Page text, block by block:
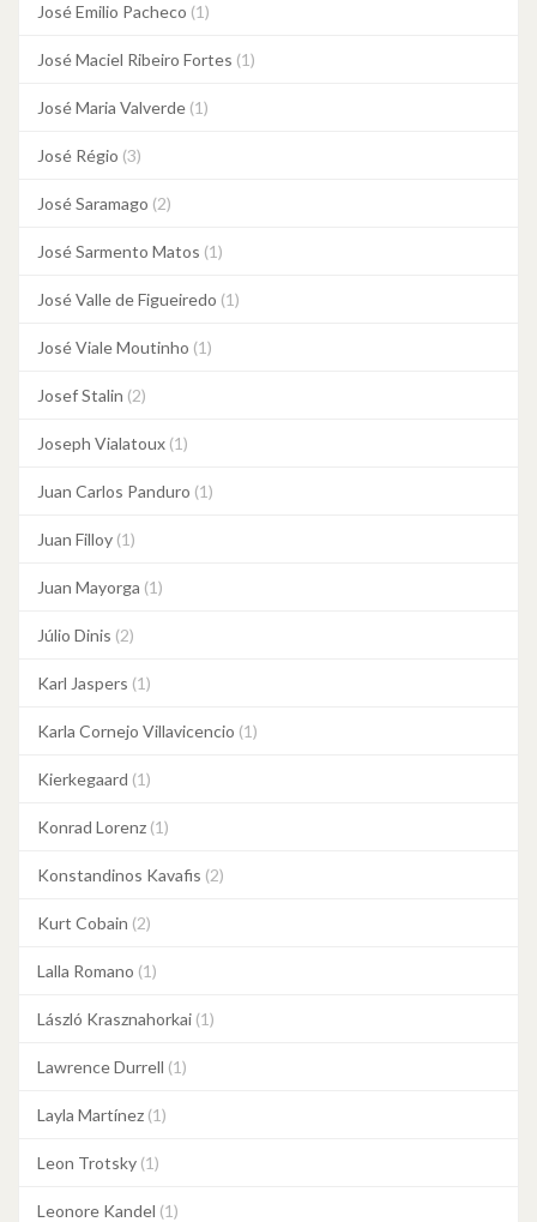
José Emilio Pacheco (1)
José Maciel Ribeiro Fortes (1)
José Maria Valverde (1)
José Régio (3)
José Saramago (2)
José Sarmento Matos (1)
José Valle de Figueiredo (1)
José Viale Moutinho (1)
Josef Stalin (2)
Joseph Vialatoux (1)
Juan Carlos Panduro (1)
Juan Filloy (1)
Juan Mayorga (1)
Júlio Dinis (2)
Karl Jaspers (1)
Karla Cornejo Villavicencio (1)
Kierkegaard (1)
Konrad Lorenz (1)
Konstandinos Kavafis (2)
Kurt Cobain (2)
Lalla Romano (1)
László Krasznahorkai (1)
Lawrence Durrell (1)
Layla Martínez (1)
Leon Trotsky (1)
Leonore Kandel (1)